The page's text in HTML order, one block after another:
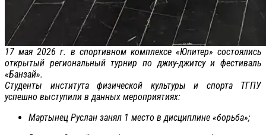
17 мая 2026 г. в спортивном комплексе «Юпитер» состоялись
открытый региональный турнир по джиу-джитсу и фестиваль
«Банзай».
Студенты института физической культуры и спорта ТГПУ
успешно выступили в данных мероприятиях:
Мартынец Руслан занял 1 место в дисциплине «борьба»;